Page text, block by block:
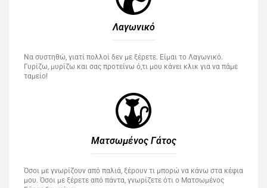
Λαγωνικό
Να συστηθώ, γιατί πολλοί δεν με ξέρετε. Είμαι το Λαγωνικό.
Γυρίζω, μυρίζω και σας προτείνω ό,τι μου κάνει κλικ για να πάμε
ταμείο!
Ματσωμένος Γάτος​
Όσοι με γνωρίζουν από παλιά, ξέρουν τι μπορώ να κάνω στα κέφια
μου. Όσοι με ξέρετε από πάντα, γνωρίζετε ότι ο Ματσωμένος